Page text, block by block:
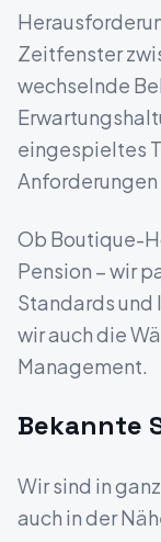
Zeitfenster
wechselnde
eingespieltes
Ob Boutique-
Pension – wir
Standards und
wir auch die
Management.
Bekannte
Wir sind in ganz
auch in der